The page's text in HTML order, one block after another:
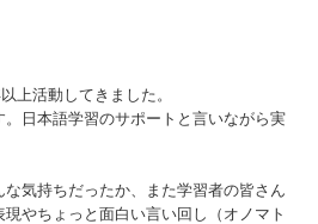
上活動してきました。
日本語学習のサポートと言いながら実
気持ちだったか、また学習者の皆さん
やちょっと面白い言い回し（オノマト